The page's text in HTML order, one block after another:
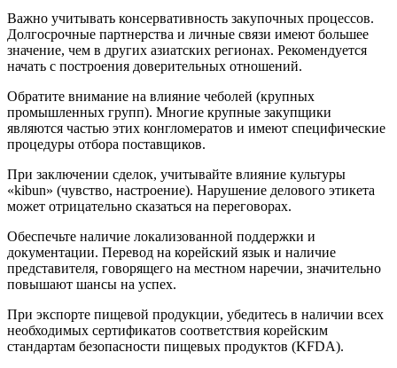
Важно учитывать консервативность закупочных процессов.
Долгосрочные партнерства и личные связи имеют большее
значение, чем в других азиатских регионах. Рекомендуется
начать с построения доверительных отношений.
Обратите внимание на влияние чеболей (крупных
промышленных групп). Многие крупные закупщики
являются частью этих конгломератов и имеют специфические
процедуры отбора поставщиков.
При заключении сделок, учитывайте влияние культуры
«kibun» (чувство, настроение). Нарушение делового этикета
может отрицательно сказаться на переговорах.
Обеспечьте наличие локализованной поддержки и
документации. Перевод на корейский язык и наличие
представителя, говорящего на местном наречии, значительно
повышают шансы на успех.
При экспорте пищевой продукции, убедитесь в наличии всех
необходимых сертификатов соответствия корейским
стандартам безопасности пищевых продуктов (KFDA).